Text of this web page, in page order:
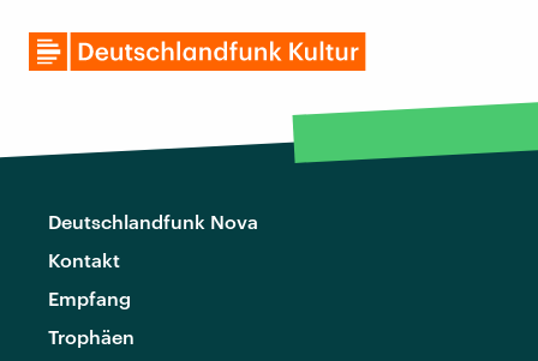
Deutschlandfunk Nova
Kontakt
Empfang
Trophäen